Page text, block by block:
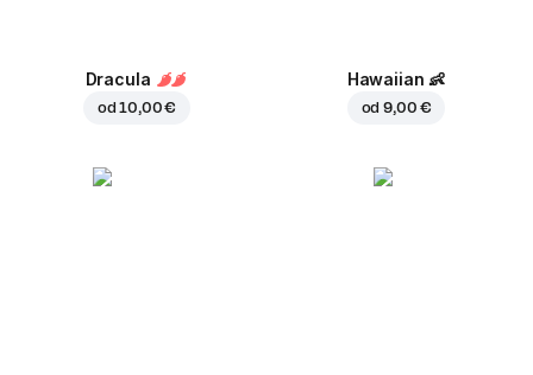
Dracula
od10,00 €
Hawaiian 👶
od9,00 €